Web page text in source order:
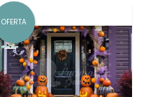
OFERTA